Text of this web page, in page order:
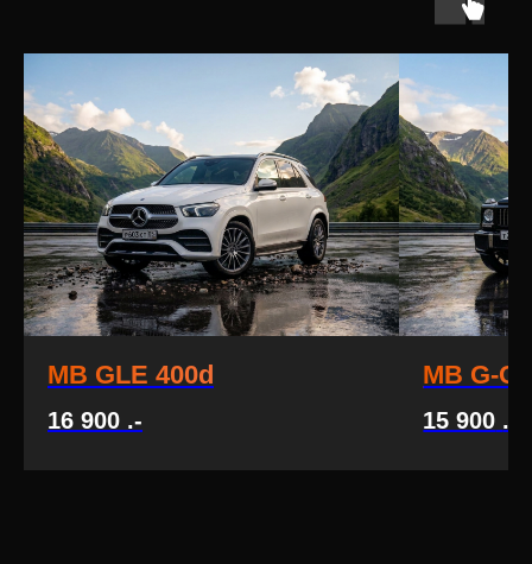
MB GLE 400d
16 900 .-
MB G-
15 900 .-